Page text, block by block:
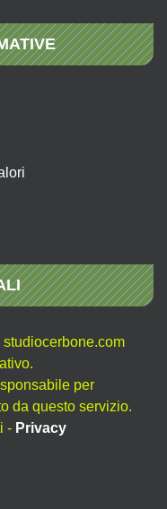
per
da questo servizio.
- Privacy